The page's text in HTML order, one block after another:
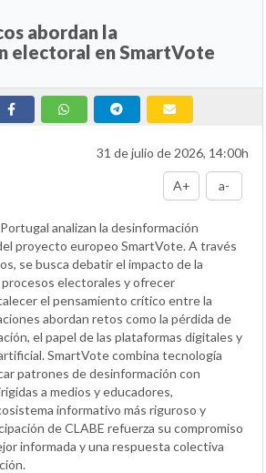
abordan la
electoral en SmartVote
31 de julio de 2026, 14:00h
A+ a-
analizan la desinformación
proyecto europeo SmartVote. A través
se busca debatir el impacto de la
electorales y ofrecer
el pensamiento crítico entre la
abordan retos como la pérdida de
el papel de las plataformas digitales y
SmartVote combina tecnología
patrones de desinformación con
a medios y educadores,
informativo más riguroso y
de CLABE refuerza su compromiso
informada y una respuesta colectiva